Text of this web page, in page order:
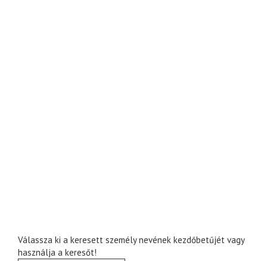
Válassza ki a keresett személy nevének kezdőbetűjét vagy
használja a keresőt!